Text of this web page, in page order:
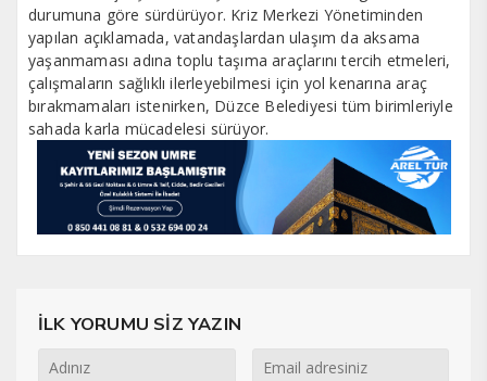
durumuna göre sürdürüyor. Kriz Merkezi Yönetiminden
yapılan açıklamada, vatandaşlardan ulaşım da aksama
yaşanmaması adına toplu taşıma araçlarını tercih etmeleri,
çalışmaların sağlıklı ilerleyebilmesi için yol kenarına araç
bırakmamaları istenirken, Düzce Belediyesi tüm birimleriyle
sahada karla mücadelesi sürüyor.
İLK YORUMU SİZ YAZIN